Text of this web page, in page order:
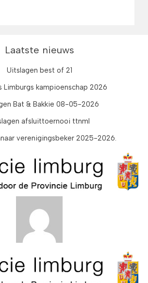
Laatste nieuws
Uitslagen best of 21
Limburgs kampioenschap 2026
Bat & Bakkie 08-05-2026
afsluittoernooi ttnml
verenigingsbeker 2025-2026.